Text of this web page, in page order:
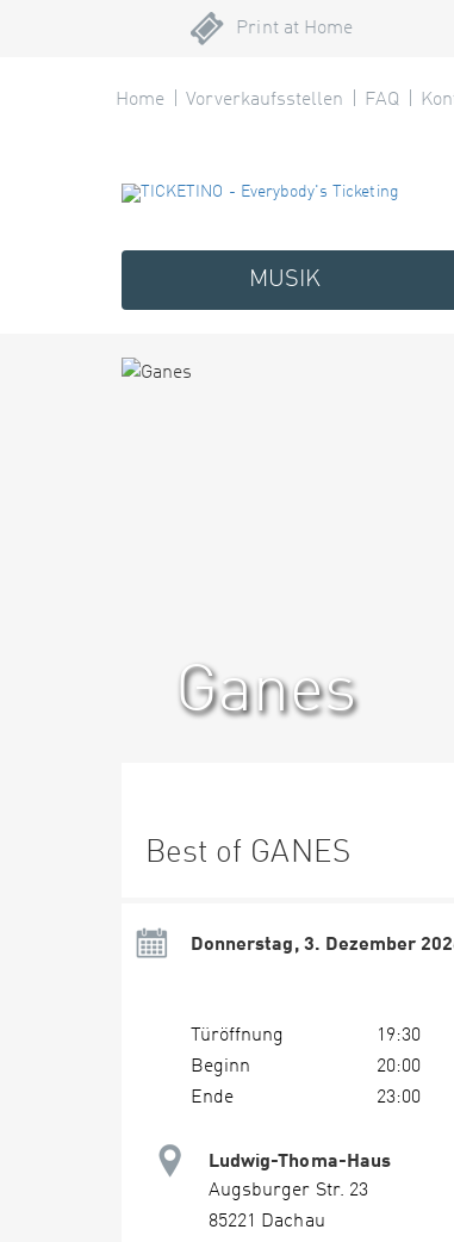
Print at Home
Home Vorverkaufsstellen FAQ
MUSIK
Ganes
Best of GANES
Donnerstag, 3. Dezember
Türöffnung
19:30
Beginn
20:00
Ende
23:00
Ludwig-Thoma-Haus
Augsburger Str. 23
85221 Dachau